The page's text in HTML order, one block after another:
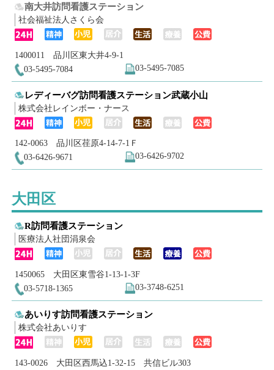
南大井訪問看護ステーション
社会福祉法人さくら会
1400011 品川区東大井4-9-1
03-5495-7084
03-5495-7085
レディーバグ訪問看護ステーション武蔵小山
株式会社レインボー・ナース
142-0063 品川区荏原4-14-7-1Ｆ
03-6426-9671
03-6426-9702
大田区
R訪問看護ステーション
医療法人社団涓泉会
1450065 大田区東雪谷1-13-1-3F
03-5718-1365
03-3748-6251
あいりす訪問看護ステーション
株式会社あいりす
143-0026 大田区西馬込1-32-15 共信ビル303